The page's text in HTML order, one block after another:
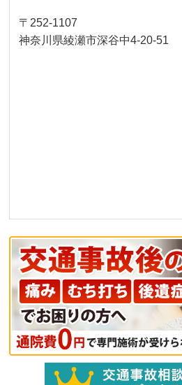
〒252-1107
神奈川県綾瀬市深谷中4-20-51